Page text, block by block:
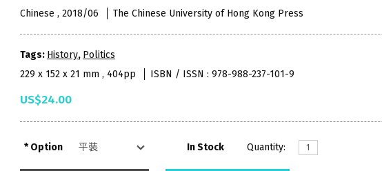
Chinese , 2018/06 The Chinese University of Hong Kong Press
Tags: History, Politics
229 x 152 x 21 mm , 404pp
ISBN / ISSN : 978-988-237-101-9
US$24.00
Option In Stock Quantity: